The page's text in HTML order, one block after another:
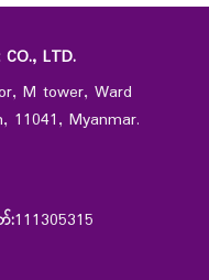
LTD.
M tower, Ward
11041, Myanmar.
:111305315